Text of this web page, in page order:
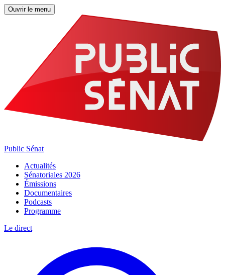
Ouvrir le menu
Public Sénat
Actualités
Sénatoriales 2026
Émissions
Documentaires
Podcasts
Programme
Le direct